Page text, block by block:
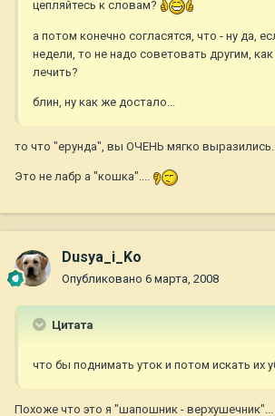
цепляйтесь к словам?
а потом конечно согласятся, что - ну да,
недели, то не надо советовать другим,
лечить?
блин, ну как же достало...
то что "ерунда", вы ОЧЕНЬ мягко выразились...
Это не лабр а "кошка"....
Dusya_i_Ko
Опубликовано 6 марта, 2008
Цитата
что бы поднимать уток и потом искать их
Похоже что это я "шапошник -